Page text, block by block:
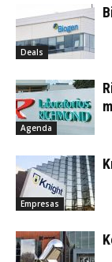
Deals
Agenda
Empresas